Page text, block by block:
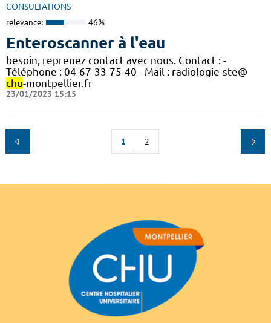
CONSULTATIONS
relevance: 46%
Enteroscanner à l'eau
besoin, reprenez contact avec nous. Contact : -
Téléphone : 04-67-33-75-40 - Mail : radiologie-ste@
chu-montpellier.fr
23/01/2023 15:15
1 2